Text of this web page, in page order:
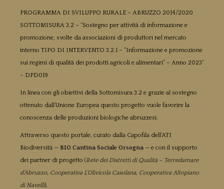
PROGRAMMA DI SVILUPPO RURALE – ABRUZZO 2014/2020
SOTTOMISURA 3.2 – “Sostegno per attività di informazione e
promozione, svolte da associazioni di produttori nel mercato
interno TIPO DI INTERVENTO 3.2.1 – “Informazione e promozione
sui regimi di qualità dei prodotti agricoli e alimentari” – Anno 2023”
– DPD019
In linea con gli obiettivi della Sottomisura 3.2 e grazie al sostegno
ottenuto dall’Unione Europea questo progetto vuole favorire la
conoscenza delle produzioni biologiche abruzzesi.
Attraverso questo portale, curato dalla Capofila dell’ATI
Biodiversità — BIO Cantina Sociale Orsogna — e con il supporto
dei partner di progetto (Rete dei Distretti di Qualità – Terredamare
d’Abruzzo, Cooperativa L’Olivicola Casolana, Cooperativa Altopiano
di Navelli),